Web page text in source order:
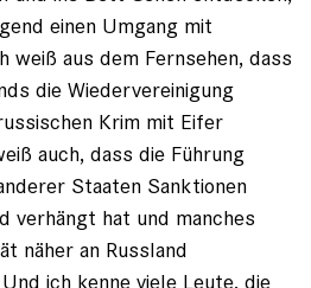
einen Umgang mit
weiß aus dem Fernsehen, dass
die Wiedervereinigung
Krim mit Eifer
auch, dass die Führung
Staaten Sanktionen
verhängt hat und manches
näher an Russland
ich kenne viele Leute, die